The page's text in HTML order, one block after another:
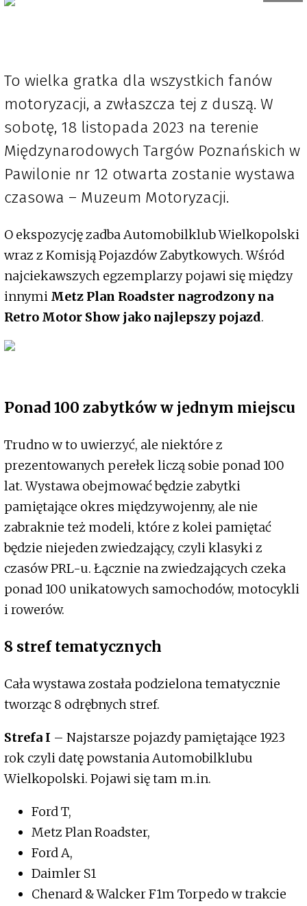
To wielka gratka dla wszystkich fanów
motoryzacji, a zwłaszcza tej z duszą. W
sobotę, 18 listopada 2023 na terenie
Międzynarodowych Targów Poznańskich w
Pawilonie nr 12 otwarta zostanie wystawa
czasowa – Muzeum Motoryzacji.
O ekspozycję zadba Automobilklub Wielkopolski
wraz z Komisją Pojazdów Zabytkowych. Wśród
najciekawszych egzemplarzy pojawi się między
innymi Metz Plan Roadster nagrodzony na
Retro Motor Show jako najlepszy pojazd.
Ponad 100 zabytków w jednym miejscu
Trudno w to uwierzyć, ale niektóre z
prezentowanych perełek liczą sobie ponad 100
lat. Wystawa obejmować będzie zabytki
pamiętające okres międzywojenny, ale nie
zabraknie też modeli, które z kolei pamiętać
będzie niejeden zwiedzający, czyli klasyki z
czasów PRL-u. Łącznie na zwiedzających czeka
ponad 100 unikatowych samochodów, motocykli
i rowerów.
8 stref tematycznych
Cała wystawa została podzielona tematycznie
tworząc 8 odrębnych stref.
Strefa I – Najstarsze pojazdy pamiętające 1923
rok czyli datę powstania Automobilklubu
Wielkopolski. Pojawi się tam m.in.
Ford T,
Metz Plan Roadster,
Ford A,
Daimler S1
Chenard & Walcker F1m Torpedo w trakcie